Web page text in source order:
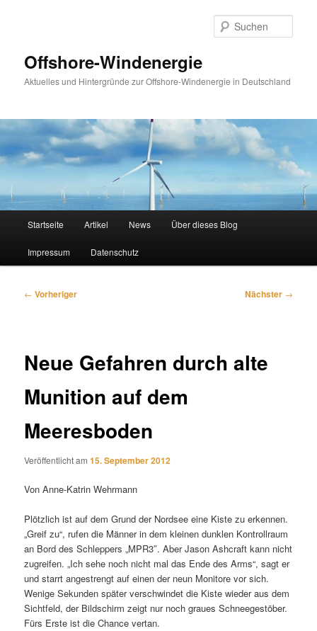
Offshore-Windenergie
Aktuelles und Hintergründe zur Offshore-Windenergie in Deutschland
Startseite Artikel News Über dieses Blog
Impressum Datenschutz
Beitragsnavigation
← Vorheriger Nächster →
Neue Gefahren durch alte
Munition auf dem
Meeresboden
Veröffentlicht am15. September 2012
Von Anne-Katrin Wehrmann
Plötzlich ist auf dem Grund der Nordsee eine Kiste zu erkennen.
„Greif zu“, rufen die Männer in dem kleinen dunklen Kontrollraum
an Bord des Schleppers „MPR3″. Aber Jason Ashcraft kann nicht
zugreifen. „Ich sehe noch nicht mal das Ende des Arms“, sagt er
und starrt angestrengt auf einen der neun Monitore vor sich.
Wenige Sekunden später verschwindet die Kiste wieder aus dem
Sichtfeld, der Bildschirm zeigt nur noch graues Schneegestöber.
Fürs Erste ist die Chance vertan.